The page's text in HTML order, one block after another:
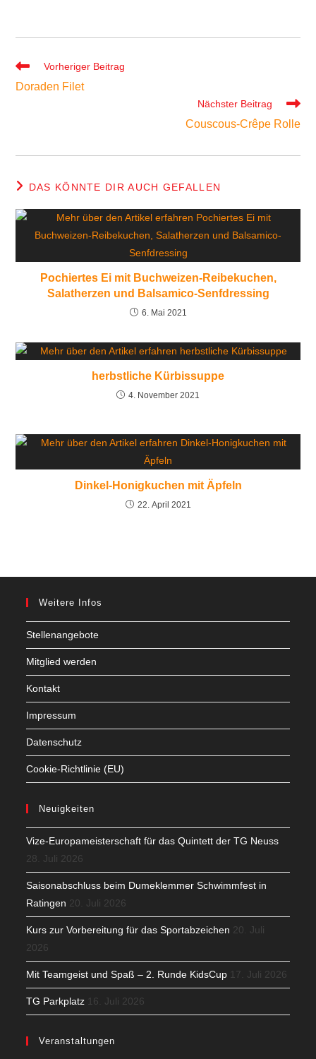
Vorheriger Beitrag
Doraden Filet
Nächster Beitrag
Couscous-Crêpe Rolle
DAS KÖNNTE DIR AUCH GEFALLEN
Pochiertes Ei mit Buchweizen-Reibekuchen,
Salatherzen und Balsamico-Senfdressing
6. Mai 2021
herbstliche Kürbissuppe
4. November 2021
Dinkel-Honigkuchen mit Äpfeln
22. April 2021
Weitere Infos
Stellenangebote
Mitglied werden
Kontakt
Impressum
Datenschutz
Cookie-Richtlinie (EU)
Neuigkeiten
Vize-Europameisterschaft für das Quintett der TG Neuss
28. Juli 2026
Saisonabschluss beim Dumeklemmer Schwimmfest in
Ratingen 20. Juli 2026
Kurs zur Vorbereitung für das Sportabzeichen 20. Juli
2026
Mit Teamgeist und Spaß – 2. Runde KidsCup 17. Juli 2026
TG Parkplatz 16. Juli 2026
Veranstaltungen